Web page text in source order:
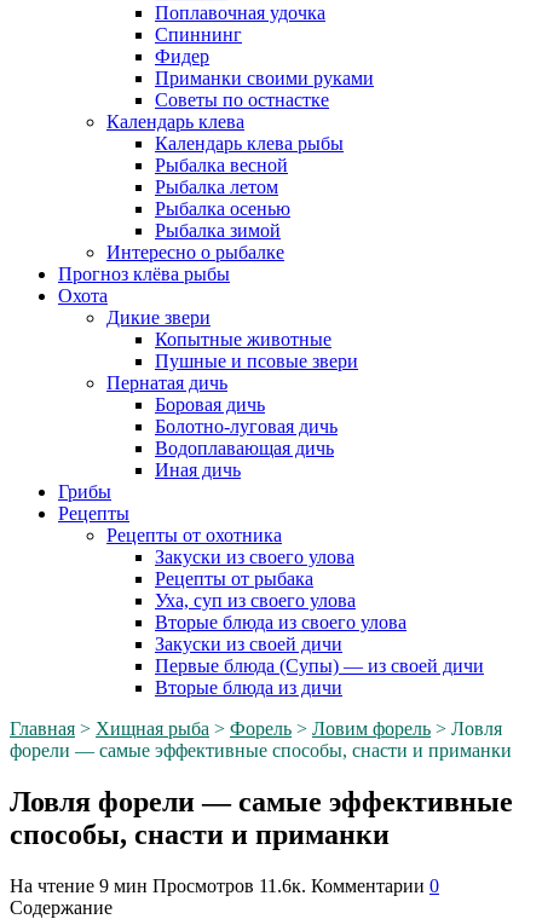
Поплавочная удочка
Спиннинг
Фидер
Приманки своими руками
Советы по остнастке
Календарь клева
Календарь клева рыбы
Рыбалка весной
Рыбалка летом
Рыбалка осенью
Рыбалка зимой
Интересно о рыбалке
Прогноз клёва рыбы
Охота
Дикие звери
Копытные животные
Пушные и псовые звери
Пернатая дичь
Боровая дичь
Болотно-луговая дичь
Водоплавающая дичь
Иная дичь
Грибы
Рецепты
Рецепты от охотника
Закуски из своего улова
Рецепты от рыбака
Уха, суп из своего улова
Вторые блюда из своего улова
Закуски из своей дичи
Первые блюда (Супы) — из своей дичи
Вторые блюда из дичи
Главная > Хищная рыба > Форель > Ловим форель > Ловля
форели — самые эффективные способы, снасти и приманки
Ловля форели — самые эффективные
способы, снасти и приманки
На чтение 9 мин Просмотров 11.6к. Комментарии 0
Содержание